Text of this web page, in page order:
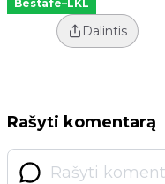
Bestafe–LKL
Dalintis
Rašyti komentarą